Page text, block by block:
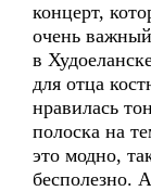
концерт,
очень
в
для отца
нравилась
полоска на
это модно,
бесполезно.